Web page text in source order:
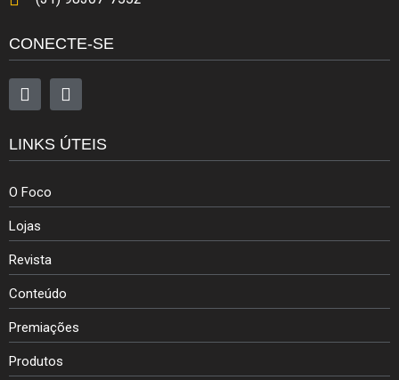
CONECTE-SE
LINKS ÚTEIS
O Foco
Lojas
Revista
Conteúdo
Premiações
Produtos